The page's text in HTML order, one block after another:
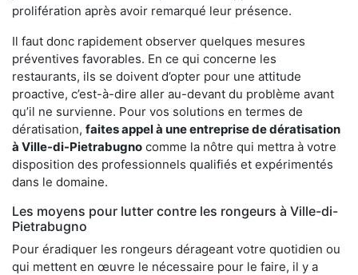
prolifération après avoir remarqué leur présence.
Il faut donc rapidement observer quelques mesures
préventives favorables. En ce qui concerne les
restaurants, ils se doivent d’opter pour une attitude
proactive, c’est-à-dire aller au-devant du problème avant
qu’il ne survienne. Pour vos solutions en termes de
dératisation, faites appel à une entreprise de dératisation
à Ville-di-Pietrabugno comme la nôtre qui mettra à votre
disposition des professionnels qualifiés et expérimentés
dans le domaine.
Les moyens pour lutter contre les rongeurs à Ville-di-
Pietrabugno
Pour éradiquer les rongeurs dérageant votre quotidien ou
qui mettent en œuvre le nécessaire pour le faire, il y a